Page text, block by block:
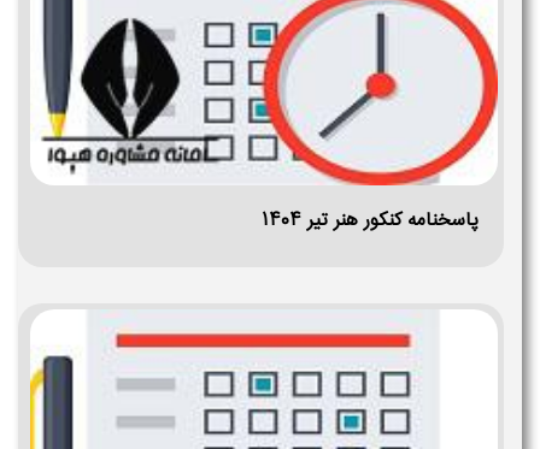
پاسخنامه کنکور هنر تیر ۱۴۰۴